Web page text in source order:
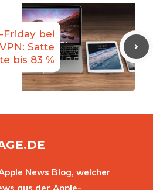
Friday bei
Satte
bis 83 %
News Blog, welcher